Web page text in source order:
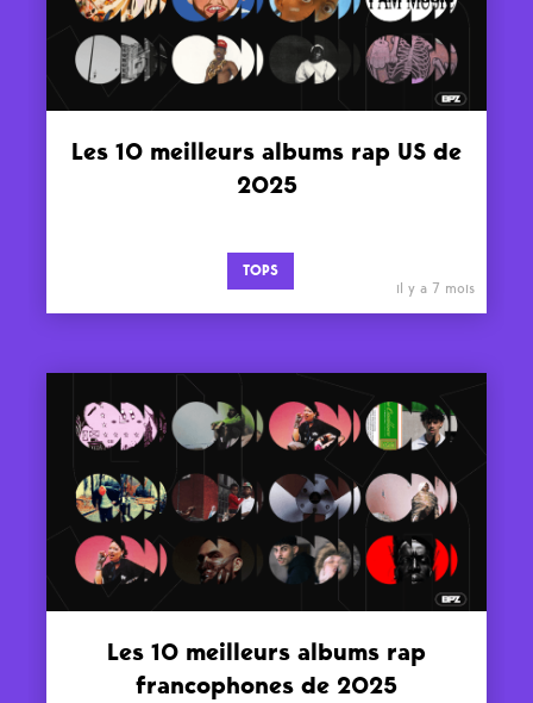
Les 10 meilleurs albums rap US de
2025
TOPS
il y a 7 mois
Les 10 meilleurs albums rap
francophones de 2025